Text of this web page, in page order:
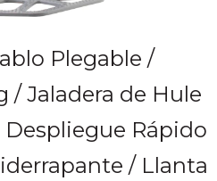
Plegable /
/ Jaladera de Hule
Rápido
/ Llanta